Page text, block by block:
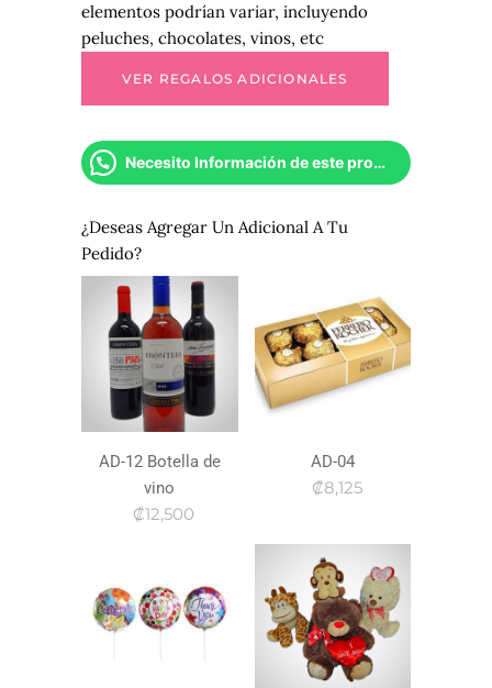
elementos podrían variar, incluyendo
peluches, chocolates, vinos, etc
Necesito Información de este producto
¿Deseas Agregar Un Adicional A Tu
Pedido?
AD-12 Botella de
vino
₡12,500
AD-04
₡8,125